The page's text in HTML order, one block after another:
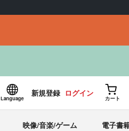
Language
新規登録 ログイン
カート
映像/音楽/ゲーム 電子書